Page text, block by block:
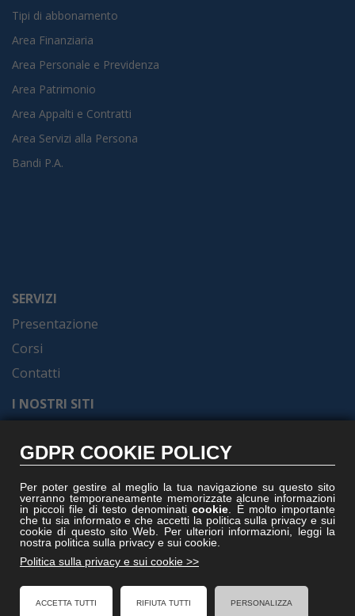
Tipi di abbonamento
Area Finanziaria
Area Personale e Previdenza
Area Patrimonio
Area Appalti e Contratti
Area Servizi alla Persona
Bandi P.A.
SERVIZI
Presentazione
Corsi
Contatti
I NOSTRI SITI
Gruppoformel.com
Vitruviocenter.it
Villedisicilia.it
FACEBOOK
GDPR COOKIE POLICY
Per poter gestire al meglio la tua navigazione su questo sito
verranno temporaneamente memorizzate alcune informazioni
in piccoli file di testo denominaticookie . È molto importante
che tu sia informato e che accetti la politica sulla privacy e sui
cookie di questo sito Web. Per ulteriori informazioni, leggi la
nostra politica sulla privacy e sui cookie.
Politica sulla privacy e sui cookie >>
ACCETTA TUTTI RIFIUTA TUTTI PERSONALIZZA